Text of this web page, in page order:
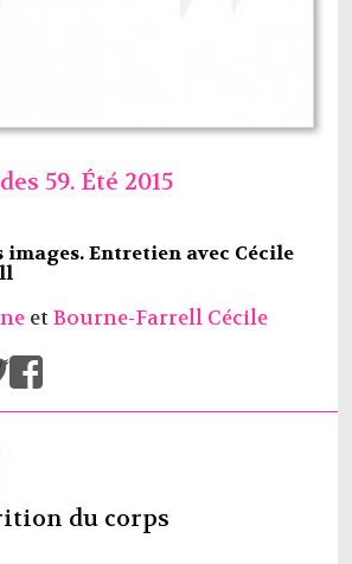
59. Été 2015
images. Entretien avec Cécile
et Bourne-Farrell Cécile
du corps